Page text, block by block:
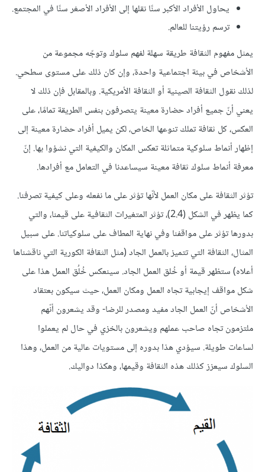
يحاول الأفراد الأكبر سنًا نقلها إلى الأفراد الأصغر سنًا في المجتمع.
ترسم رؤيتنا للعالم.
يمثل مفهوم الثقافة طريقة سهلة لفهم سلوك وتوجّه مجموعة من
الأشخاص في بيئة اجتماعية واحدة، وإن كان ذلك على مستوى سطحي.
لذلك نقول الثقافة الصينية أو الثقافة الأمريكية. وبالمقابل فإن ذلك لا
يعني أنّ جميع أفراد حضارة معينة يتصرفون بنفس الطريقة تمامًا، على
العكس، كل ثقافة تملك تنوعها الخاص، لكن يميل أفراد حضارة معينة إلى
إظهار أنماط سلوكية متماثلة تعكس المكان والكيفية التي نشؤوا بها. إنّ
معرفة أنماط سلوك ثقافة معينة سيساعدنا في التعامل مع أفرادها.
تؤثر الثقافة على مكان العمل لأنّها تؤثر على ما نفعله وعلى كيفية تصرفنا.
كما يظهر في الشكل (2.4)، تؤثر المتغيرات الثقافية على قيمنا، والتي
بدورها تؤثر على مواقفنا وفي نهاية المطاف على سلوكياتنا. على سبيل
المثال، الثقافة التي تتميز بالعمل الجاد (مثل الثقافة الكورية التي ناقشناها
أعلاه) ستظهر قيمة أو خُلق العمل الجاد. سينعكس خُلُق العمل هذا على
شكل مواقف إيجابية تجاه العمل ومكان العمل، حيث سيكون بعتقاد
الأشخاص أنّ العمل الجاد مفيد ومصدر للرضا- وقد يشعرون أنّهم
ملتزمون تجاه صاحب عملهم ويشعرون بالخزي في حال لم يعملوا
لساعات طويلة. سيؤدي هذا بدوره إلى مستويات عالية من العمل، وهذا
السلوك سيعزز كذلك هذه الثقافة وقيمها، وهكذا دواليك.